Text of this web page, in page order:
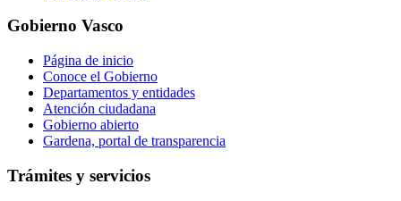
Gobierno Vasco
Página de inicio
Conoce el Gobierno
Departamentos y entidades
Atención ciudadana
Gobierno abierto
Gardena, portal de transparencia
Trámites y servicios